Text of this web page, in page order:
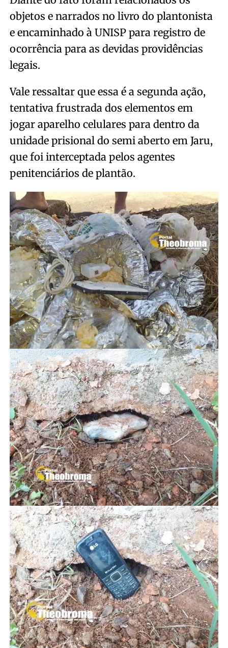
objetos e narrados no livro do plantonista
e encaminhado à UNISP para registro de
ocorrência para as devidas providências
legais.
Vale ressaltar que essa é a segunda ação,
tentativa frustrada dos elementos em
jogar aparelho celulares para dentro da
unidade prisional do semi aberto em Jaru,
que foi interceptada pelos agentes
penitenciários de plantão.